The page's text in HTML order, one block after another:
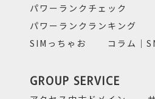
パワーランクチェック
パワーランクランキング
SIMっちゃお
コラム｜
GROUP SERVICE